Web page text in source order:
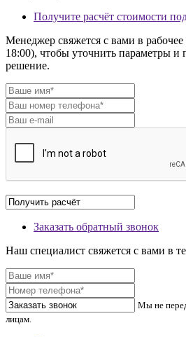
Получите расчёт стоимости
Менеджер свяжется с вами в
18:00), чтобы уточнить параметры и
решение.
Заказать обратный звонок
Наш специалист свяжется с вами в
Мы не
лицам.